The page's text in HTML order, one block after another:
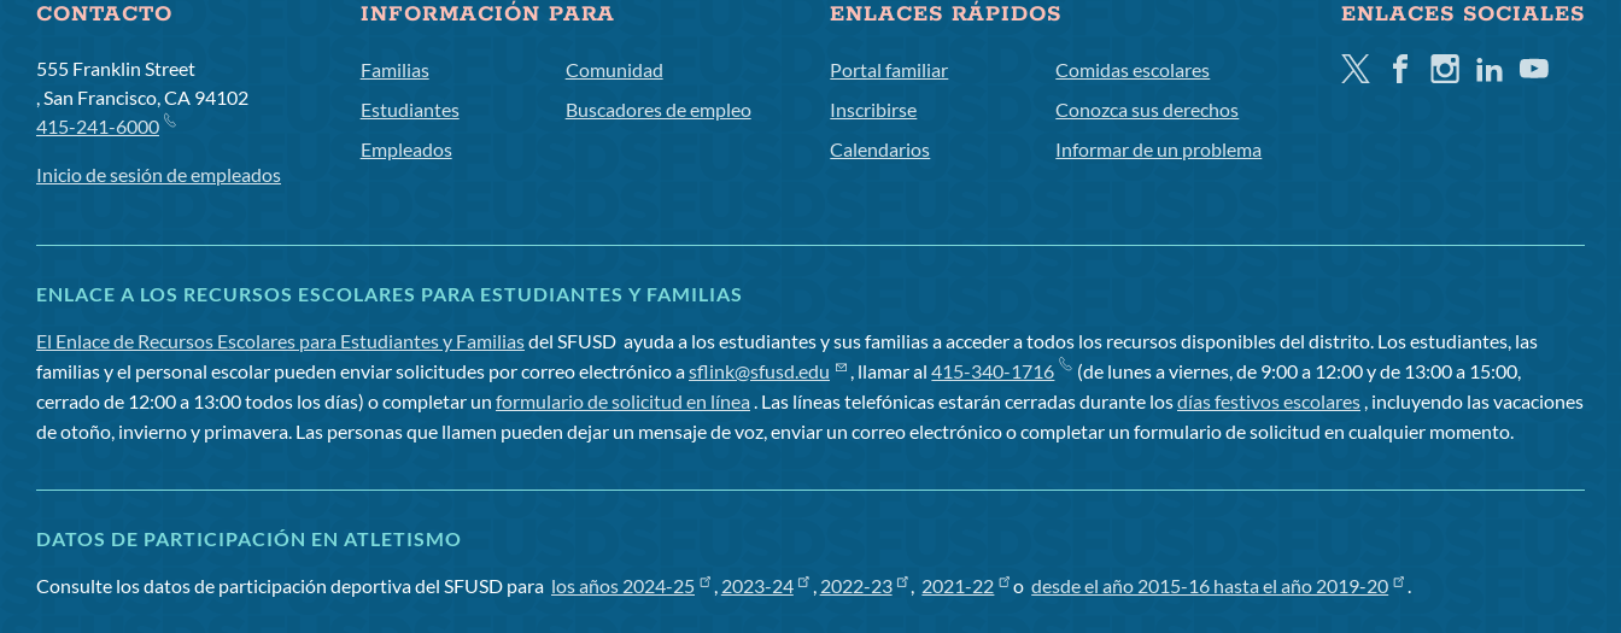
CONTACTO
555 Franklin Street
, San Francisco, CA 94102
415-241-6000
Inicio de sesión de empleados
INFORMACIÓN PARA
Familias
Estudiantes
Empleados
Comunidad
Buscadores de empleo
ENLACES RÁPIDOS
Portal familiar
Inscribirse
Calendarios
Comidas escolares
Conozca sus derechos
Informar de un problema
ENLACES SOCIALES
GorjeoFacebookInstagramLinkedInYouTube
ENLACE A LOS RECURSOS ESCOLARES PARA ESTUDIANTES Y FAMILIAS
El Enlace de Recursos Escolares para Estudiantes y Familiasdel SFUSD ayuda a los estudiantes y sus familias a acceder a todos los recursos disponibles del distrito. Los estudiantes, las
familias y el personal escolar pueden enviar solicitudes por correo electrónico asflink@sfusd.edu , llamar al415-340-1716
(de lunes a viernes, de 9:00 a 12:00 y de 13:00 a 15:00,
cerrado de 12:00 a 13:00 todos los días) o completar un formulario de solicitud en línea. Las líneas telefónicas estarán cerradas durante losdías festivos escolares , incluyendo las vacaciones
de otoño, invierno y primavera. Las personas que llamen pueden dejar un mensaje de voz, enviar un correo electrónico o completar un formulario de solicitud en cualquier momento.
DATOS DE PARTICIPACIÓN EN ATLETISMO
Consulte los datos de participación deportiva del SFUSD para los años 2024-25 , 2023-24 , 2022-23 , 2021-22 odesde el año 2015-16 hasta el año 2019-20 .